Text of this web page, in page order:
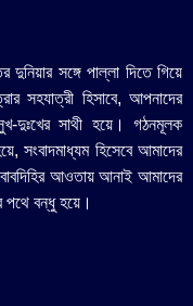
সঙ্গে পাল্লা দিতে গিয়ে
সহযাত্রী হিসাবে, আপনাদের
দুঃখের সাথী হয়ে। গঠনমূলক
সংবাদমাধ্যম হিসেবে আমাদের
আওতায় আনাই আমাদের
পথে বন্ধু হয়ে।